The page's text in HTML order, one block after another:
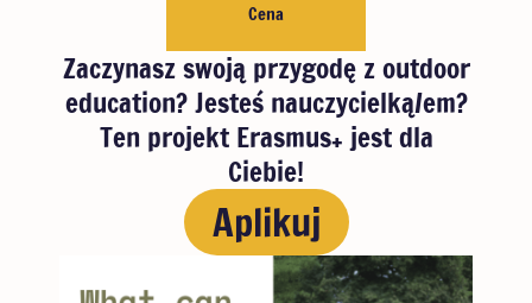
Cena
Zaczynasz swoją przygodę z outdoor
education? Jesteś nauczycielką/em?
Ten projekt Erasmus+ jest dla
Ciebie!
Aplikuj